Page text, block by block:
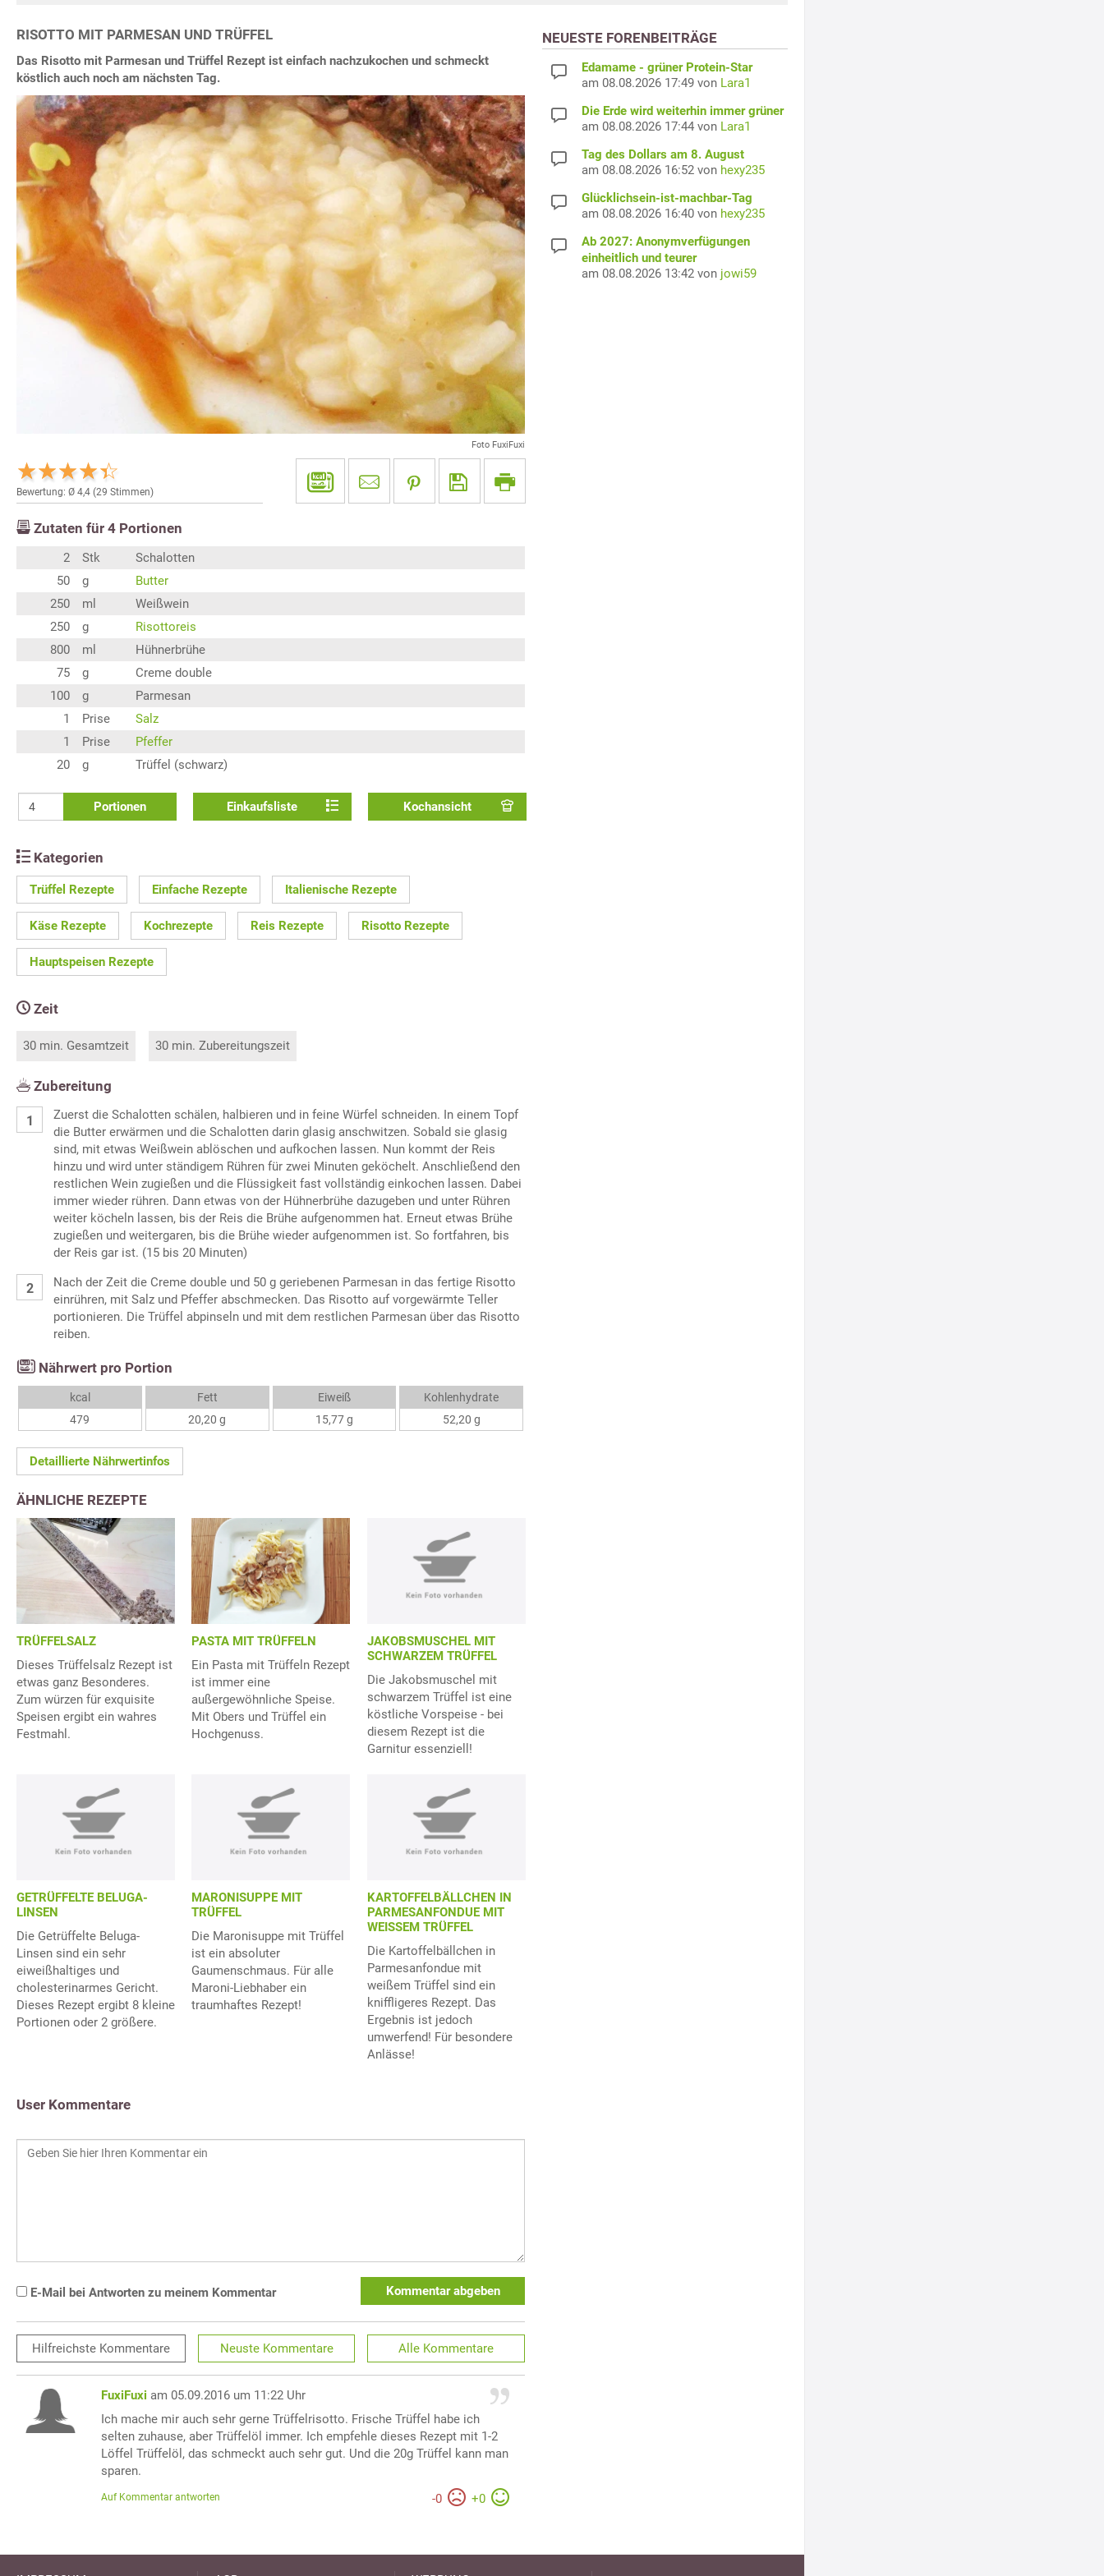
RISOTTO MIT PARMESAN UND TRÜFFEL
Das Risotto mit Parmesan und Trüffel Rezept ist einfach nachzukochen und schmeckt
köstlich auch noch am nächsten Tag.
Foto FuxiFuxi
Bewertung: Ø 4,4 (29 Stimmen)
Zutaten für 4 Portionen
2 Stk
Schalotten
50
g
Butter
250
ml
Weißwein
250
g
Risottoreis
800
ml
Hühnerbrühe
75
g
Creme double
100
g
Parmesan
1
Prise
Salz
1
Prise
Pfeffer
20
g Trüffel (schwarz)
Portionen Einkaufsliste Kochansicht
Kategorien
Trüffel Rezepte Einfache Rezepte Italienische Rezepte
Käse Rezepte Kochrezepte Reis Rezepte Risotto Rezepte
Hauptspeisen Rezepte
Zeit
30 min. Gesamtzeit 30 min. Zubereitungszeit
Zubereitung
Zuerst die Schalotten schälen, halbieren und in feine Würfel schneiden. In einem Topf
die Butter erwärmen und die Schalotten darin glasig anschwitzen. Sobald sie glasig
sind, mit etwas Weißwein ablöschen und aufkochen lassen. Nun kommt der Reis
hinzu und wird unter ständigem Rühren für zwei Minuten geköchelt. Anschließend den
restlichen Wein zugießen und die Flüssigkeit fast vollständig einkochen lassen. Dabei
immer wieder rühren. Dann etwas von der Hühnerbrühe dazugeben und unter Rühren
weiter köcheln lassen, bis der Reis die Brühe aufgenommen hat. Erneut etwas Brühe
zugießen und weitergaren, bis die Brühe wieder aufgenommen ist. So fortfahren, bis
der Reis gar ist. (15 bis 20 Minuten)
Nach der Zeit die Creme double und 50 g geriebenen Parmesan in das fertige Risotto
einrühren, mit Salz und Pfeffer abschmecken. Das Risotto auf vorgewärmte Teller
portionieren. Die Trüffel abpinseln und mit dem restlichen Parmesan über das Risotto
reiben.
Nährwert pro Portion
kcal
479
Fett
20,20 g
Eiweiß
15,77 g
Kohlenhydrate
52,20 g
Detaillierte Nährwertinfos
ÄHNLICHE REZEPTE
TRÜFFELSALZ
Dieses Trüffelsalz Rezept ist
etwas ganz Besonderes.
Zum würzen für exquisite
Speisen ergibt ein wahres
Festmahl.
PASTA MIT TRÜFFELN
Ein Pasta mit Trüffeln Rezept
ist immer eine
außergewöhnliche Speise.
Mit Obers und Trüffel ein
Hochgenuss.
JAKOBSMUSCHEL MIT
SCHWARZEM TRÜFFEL
Die Jakobsmuschel mit
schwarzem Trüffel ist eine
köstliche Vorspeise - bei
diesem Rezept ist die
Garnitur essenziell!
GETRÜFFELTE BELUGA-
LINSEN
Die Getrüffelte Beluga-
Linsen sind ein sehr
eiweißhaltiges und
cholesterinarmes Gericht.
Dieses Rezept ergibt 8 kleine
Portionen oder 2 größere.
MARONISUPPE MIT
TRÜFFEL
Die Maronisuppe mit Trüffel
ist ein absoluter
Gaumenschmaus. Für alle
Maroni-Liebhaber ein
traumhaftes Rezept!
KARTOFFELBÄLLCHEN IN
PARMESANFONDUE MIT
WEISSEM TRÜFFEL
Die Kartoffelbällchen in
Parmesanfondue mit
weißem Trüffel sind ein
kniffligeres Rezept. Das
Ergebnis ist jedoch
umwerfend! Für besondere
Anlässe!
User Kommentare
E-Mail bei Antworten zu meinem Kommentar Kommentar abgeben
Hilfreichste Kommentare Neuste Kommentare Alle Kommentare
FuxiFuxi am 05.09.2016 um 11:22 Uhr
Ich mache mir auch sehr gerne Trüffelrisotto. Frische Trüffel habe ich
selten zuhause, aber Trüffelöl immer. Ich empfehle dieses Rezept mit 1-2
Löffel Trüffelöl, das schmeckt auch sehr gut. Und die 20g Trüffel kann man
sparen.
-0 +0
Auf Kommentar antworten
NEUESTE FORENBEITRÄGE
Edamame - grüner Protein-Star
am 08.08.2026 17:49 von Lara1
Die Erde wird weiterhin immer grüner
am 08.08.2026 17:44 von Lara1
Tag des Dollars am 8. August
am 08.08.2026 16:52 von hexy235
Glücklichsein-ist-machbar-Tag
am 08.08.2026 16:40 von hexy235
Ab 2027: Anonymverfügungen
einheitlich und teurer
am 08.08.2026 13:42 von jowi59